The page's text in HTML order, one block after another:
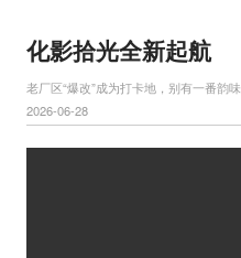
化影拾光全新起航
老厂区“爆改”成为打卡地，别有一番韵味
2026-06-28